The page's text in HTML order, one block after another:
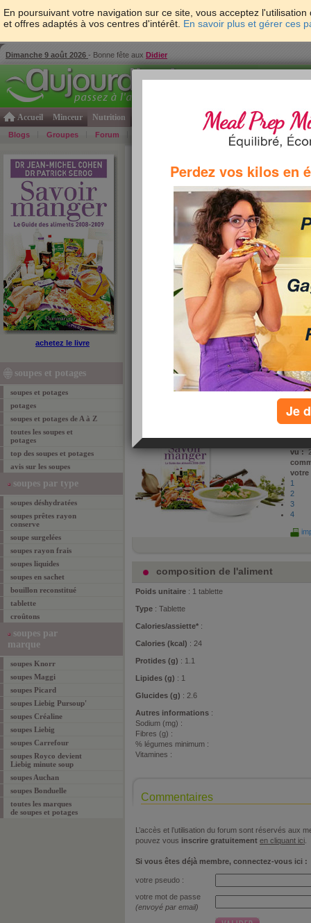
En poursuivant votre navigation sur ce site, vous acceptez
et offres adaptés à vos centres d'intérêt. En savoir plus et gérer ces
Dimanche 9 août 2026 - Bonne fête aux Didier
Accueil Minceur Nutrition Psycho & tests Forme & santé
Blogs Groupes Forum Bons Plans
achetez le livre
soupes et potages
soupes et potages
potages
soupes et potages de A à Z
toutes les soupes et
potages
top des soupes et potages
avis sur les soupes
soupes par type
soupes déshydratées
soupes prêtes rayon
conserve
soupe surgelées
soupes rayon frais
soupes liquides
soupes en sachet
bouillon reconstitué
tablette
croûtons
soupes par
marque
soupes Knorr
soupes Maggi
soupes Picard
soupes Liebig Pursoup'
soupes Créaline
soupes Liebig
soupes Carrefour
soupes Royco devient
Liebig minute soup
soupes Auchan
soupes Bonduelle
toutes les marques
de soupes et potages
Bouillon de poule (Auchan 1er
Savoir Manger est un guide des aliments
plus de 15 000 produits, donne toutes les recettes
garder la ligne, en somme consommer intelligent.
célèbres nutritionnistes en sont les auteurs. Ils
produit "Bouillon de poule".
vu :
votre
1
2
3
4
composition de l'aliment
Poids unitaire : 1 tablette
Type : Tablette
Calories/assiette* :
Calories (kcal) : 24
Protides (g) : 1.1
Lipides (g) : 1
Glucides (g) : 2.6
Autres informations :
Sodium (mg) :
Fibres (g) :
% légumes minimum :
Vitamines :
Commentaires
L’accès et l’utilisation du forum sont réservés aux
pouvez vous inscrire gratuitement en cliquant ici
Si vous êtes déjà membre, connectez-vous ici :
votre pseudo :
votre mot de passe
(envoyé par email)
Perdez vos kilos en
Je